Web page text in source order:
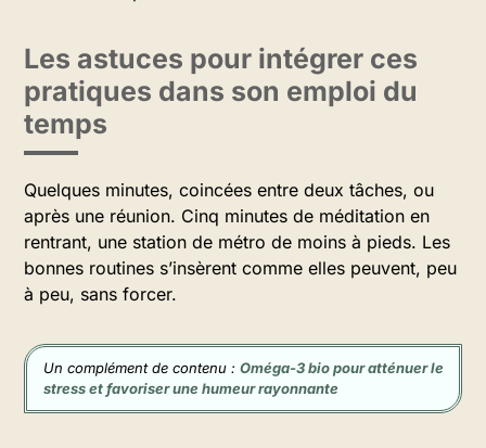
Les astuces pour intégrer ces
pratiques dans son emploi du
temps
Quelques minutes, coincées entre deux tâches, ou
après une réunion. Cinq minutes de méditation en
rentrant, une station de métro de moins à pieds. Les
bonnes routines s’insèrent comme elles peuvent, peu
à peu, sans forcer.
Un complément de contenu : Oméga-3 bio pour atténuer le
stress et favoriser une humeur rayonnante